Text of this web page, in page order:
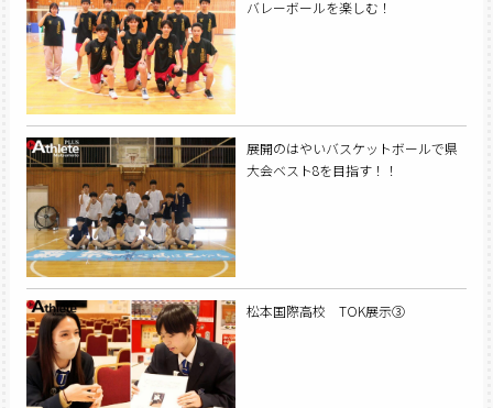
バレーボールを楽しむ！
展開のはやいバスケットボールで県
大会ベスト8を目指す！！
松本国際高校 TOK展示③